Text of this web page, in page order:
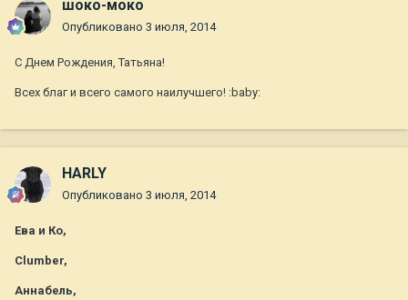
шоко-моко
Опубликовано 3 июля, 2014
С Днем Рождения, Татьяна!
Всех благ и всего самого наилучшего! :baby:
HARLY
Опубликовано 3 июля, 2014
Ева и Ко,
Clumber,
Aннaбель,